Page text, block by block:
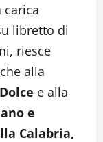
carica
libretto di
riesce
alla
e alla
e
Calabria,